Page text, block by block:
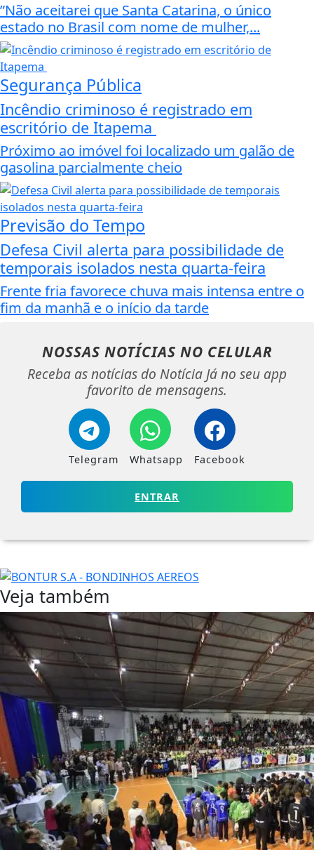
”Não aceitarei que Santa Catarina, o único
estado no Brasil com nome de mulher,...
Segurança Pública
Incêndio criminoso é registrado em
escritório de Itapema
Próximo ao imóvel foi localizado um galão de
gasolina parcialmente cheio
Previsão do Tempo
Defesa Civil alerta para possibilidade de
temporais isolados nesta quarta-feira
Frente fria favorece chuva mais intensa entre o
fim da manhã e o início da tarde
NOSSAS NOTÍCIAS NO CELULAR
Receba as notícias do Notícia Já no seu app
favorito de mensagens.
Telegram Whatsapp Facebook
ENTRAR
Veja também